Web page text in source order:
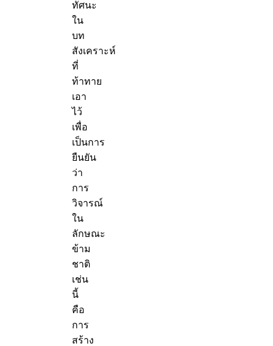
ทัศนะ
ใน
บท
สังเคราะห์
ที่
ท้าทาย
เอา
ไว้
เพื่อ
เป็นการ
ยืนยัน
ว่า
การ
วิจารณ์
ใน
ลักษณะ
ข้าม
ชาติ
เช่น
นี้
คือ
การ
สร้าง